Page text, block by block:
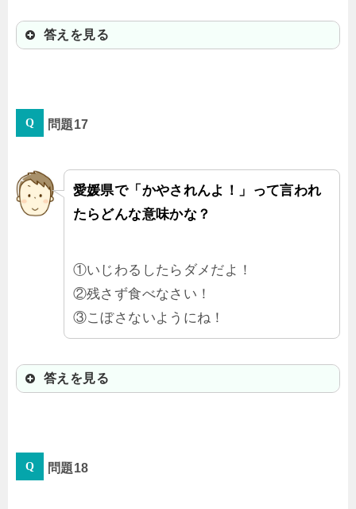
答えを見る
「へっちょを見るな！」って注意さ
んだ。
問題17
愛媛県で「かやされんよ！」って言われ
たらどんな意味かな？
①いじわるしたらダメだよ！
②残さず食べなさい！
③こぼさないようにね！
答えを見る
「かやす」はこぼす、ひっくり返す
問題18